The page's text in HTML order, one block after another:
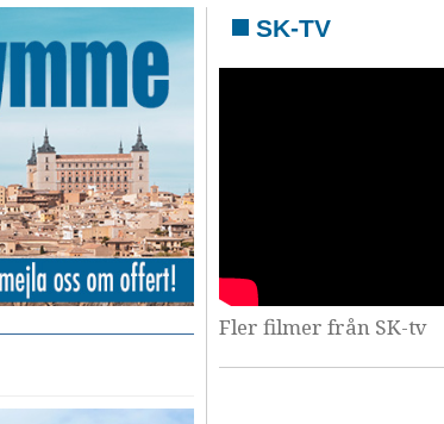
SK-TV
Fler filmer från SK-tv